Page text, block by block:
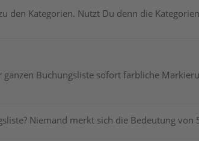
den Kategorien. Nutzt Du denn die
Buchungsliste sofort farbliche
Niemand merkt sich die Bedeutung von